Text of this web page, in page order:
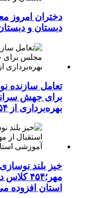
دختران امروز
دبستان و
تعامل سازنده
برای جهش
بهره‌برداری از ۴۵۴ کلاس درس تا مهرماه
خیز بلند
استان افزوده